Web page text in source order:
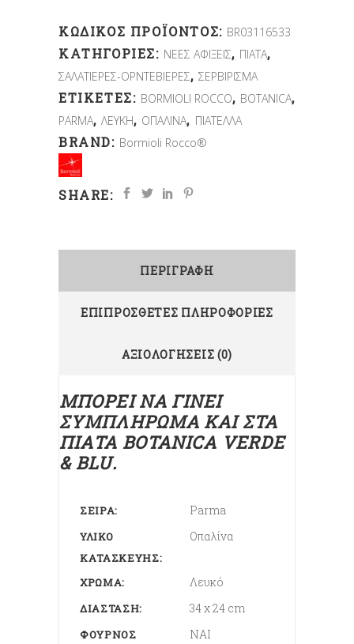
ΚΩΔΙΚΌΣ ΠΡΟΪΌΝΤΟΣ: BR03116533
ΚΑΤΗΓΟΡΊΕΣ: ΝΕΕΣ ΑΦΙΞΕΙΣ, ΠΙΑΤΑ,
ΣΑΛΑΤΙΕΡΕΣ-ΟΡΝΤΕΒΙΕΡΕΣ,ΣΕΡΒΙΡΙΣΜΑ
ΕΤΙΚΈΤΕΣ: BORMIOLI ROCCO, BOTANICA,
PARMA,ΛΕΥΚΗ, ΟΠΑΛΙΝΑ, ΠΙΑΤΕΛΛΑ
BRAND: Bormioli Rocco®
SHARE:
ΠΕΡΙΓΡΑΦΉ
ΕΠΙΠΡΌΣΘΕΤΕΣ ΠΛΗΡΟΦΟΡΊΕΣ
ΑΞΙΟΛΟΓΉΣΕΙΣ (0)
ΜΠΟΡΕΊ ΝΑ ΓΊΝΕΙ
ΣΥΜΠΛΉΡΩΜΑ ΚΑΙ ΣΤΑ
ΠΙΆΤΑ BOTANICA VERDE
& BLU.
ΣΕΙΡΆ Parma
ΥΛΙΚΌ
ΚΑΤΑΣΚΕΥΉΣ
Οπαλίνα
ΧΡΏΜΑ Λευκό
ΔΙΆΣΤΑΣΗ 34 x 24 cm
ΦΟΎΡΝΟΣ
ΝΑΙ